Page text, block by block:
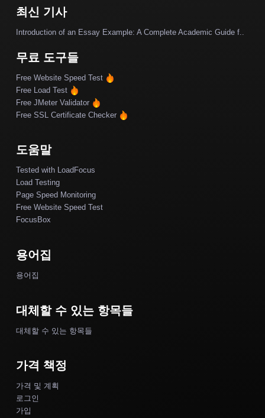
최신 기사
Introduction of an Essay Example: A Complete Academic Guide f..
무료 도구들
Free Website Speed Test
Free Load Test
Free JMeter Validator
Free SSL Certificate Checker
도움말
Tested with LoadFocus
Load Testing
Page Speed Monitoring
Free Website Speed Test
FocusBox
용어집
용어집
대체할 수 있는 항목들
대체할 수 있는 항목들
가격 책정
가격 및 계획
로그인
가입